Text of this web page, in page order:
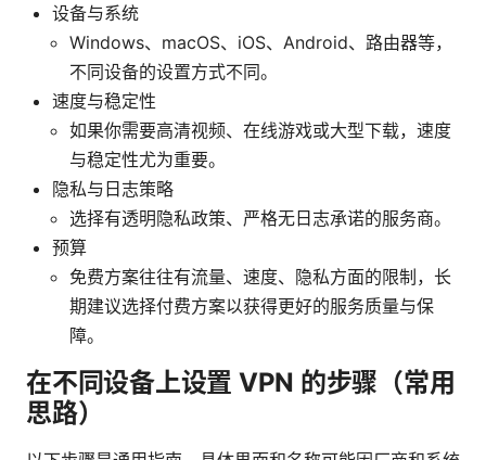
设备与系统
Windows、macOS、iOS、Android、路由器等，
不同设备的设置方式不同。
速度与稳定性
如果你需要高清视频、在线游戏或大型下载，速度
与稳定性尤为重要。
隐私与日志策略
选择有透明隐私政策、严格无日志承诺的服务商。
预算
免费方案往往有流量、速度、隐私方面的限制，长
期建议选择付费方案以获得更好的服务质量与保
障。
在不同设备上设置 VPN 的步骤（常用
思路）